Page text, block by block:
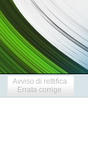
Avviso di rettifica
Errata corrige